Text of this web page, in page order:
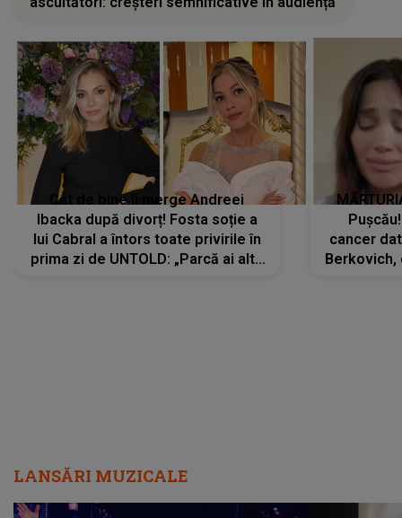
Cât de bine îi merge Andreei
Ibacka după divorț! Fosta soție a
lui Cabral a întors toate privirile în
prima zi de UNTOLD: „Parcă ai altă
cancer
LANSĂRI MUZICALE